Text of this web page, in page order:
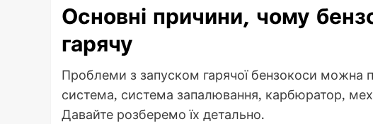
Основні причини, чому
гарячу
Проблеми з запуском гарячої бензокоси можна
система, система запалювання, карбюратор,
Давайте розберемо їх детально.